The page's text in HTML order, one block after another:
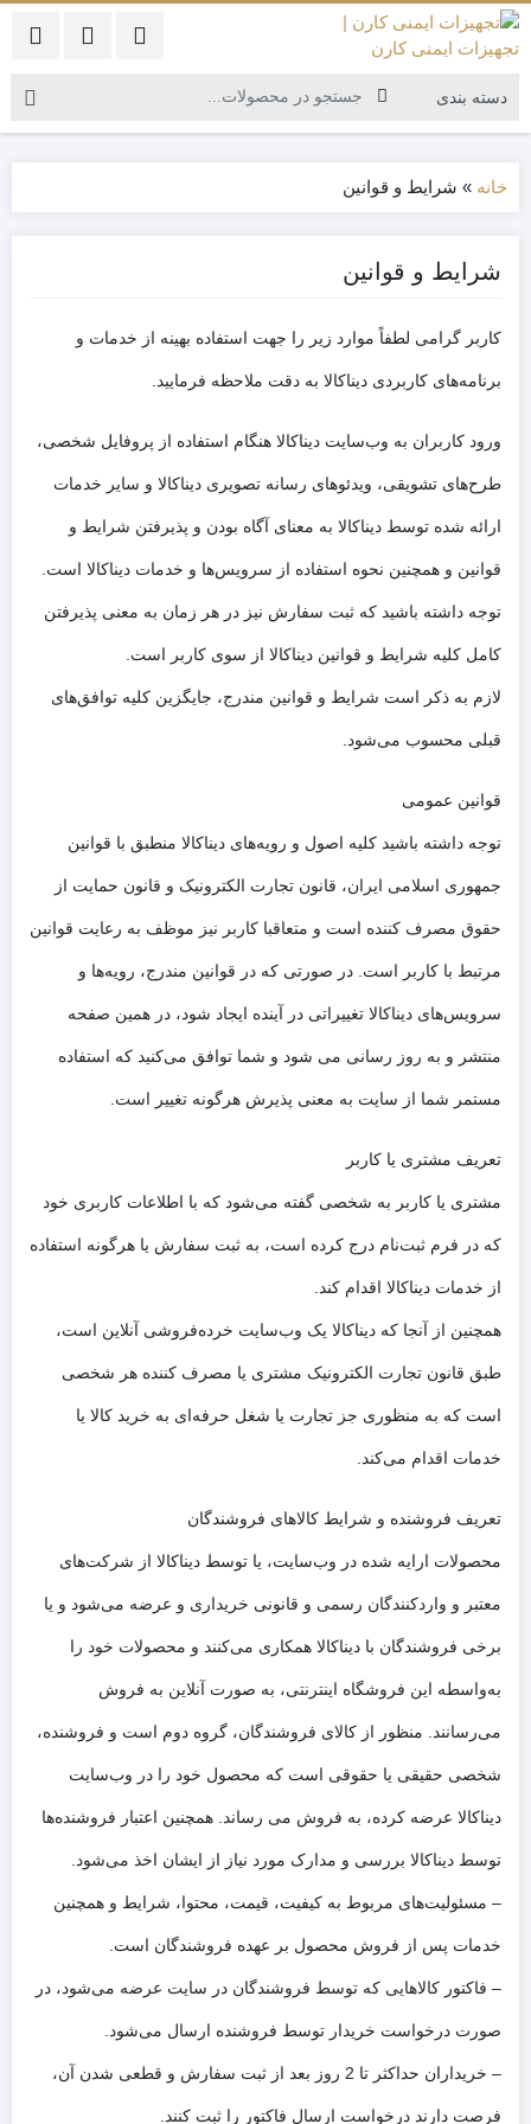
خانه » شرایط و قوانین
شرایط و قوانین
کاربر گرامی لطفاً موارد زیر را جهت استفاده بهینه از خدمات و
برنامه‌‏های کاربردی دیناکالا به دقت ملاحظه فرمایید.
ورود کاربران به وب‏‌سایت دیناکالا هنگام استفاده از پروفایل شخصی،
طرح‏‌های تشویقی، ویدئوهای رسانه تصویری دیناکالا و سایر خدمات
ارائه شده توسط دیناکالا به معنای آگاه بودن و پذیرفتن شرایط و
قوانین و همچنین نحوه استفاده از سرویس‌‏ها و خدمات دیناکالا است.
توجه داشته باشید که ثبت سفارش نیز در هر زمان به معنی پذیرفتن
کامل کلیه شرایط و قوانین دیناکالا از سوی کاربر است.
لازم به ذکر است شرایط و قوانین مندرج، جایگزین کلیه توافق‏‌های
قبلی محسوب می‏‌شود.
قوانین عمومی
توجه داشته باشید کلیه اصول و رویه‏‌های دیناکالا منطبق با قوانین
جمهوری اسلامی ایران، قانون تجارت الکترونیک و قانون حمایت از
حقوق مصرف کننده است و متعاقبا کاربر نیز موظف به رعایت قوانین
مرتبط با کاربر است. در صورتی که در قوانین مندرج، رویه‏‌ها و
سرویس‏‌های دیناکالا تغییراتی در آینده ایجاد شود، در همین صفحه
منتشر و به روز رسانی می شود و شما توافق می‏‌کنید که استفاده
مستمر شما از سایت به معنی پذیرش هرگونه تغییر است.
تعریف مشتری یا کاربر
مشتری یا کاربر به شخصی گفته می‌شود که با اطلاعات کاربری خود
که در فرم ثبت‌نام درج کرده است، به ثبت سفارش یا هرگونه استفاده
از خدمات دیناکالا اقدام کند.
همچنین از آنجا که دیناکالا یک وب‌سایت خرده‌فروشی آنلاین است،
طبق قانون تجارت الکترونیک مشتری یا مصرف کننده هر شخصی
است که به منظوری جز تجارت یا شغل حرفه‌ای به خرید کالا یا
خدمات اقدام می‌کند.
تعریف فروشنده و شرایط کالاهای فروشندگان
محصولات ارایه شده در وب‌سایت، یا توسط دیناکالا از شرکت‌های
معتبر و واردکنندگان رسمی و قانونی خریداری و عرضه می‌شود و یا
برخی فروشندگان با دیناکالا همکاری می‌کنند و محصولات خود را
به‌واسطه این فروشگاه اینترنتی، به صورت آنلاین به فروش
می‌رسانند. منظور از کالای فروشندگان، گروه دوم است و فروشنده،
شخصی حقیقی یا حقوقی است که محصول خود را در وب‌سایت
دیناکالا عرضه کرده، به فروش می رساند. همچنین اعتبار فروشنده‌ها
توسط دیناکالا بررسی و مدارک مورد نیاز از ایشان اخذ می‌شود.
– مسئولیت‌های مربوط به کیفیت، قیمت، محتوا، شرایط و همچنین
خدمات پس از فروش محصول بر عهده فروشندگان است.
– فاکتور کالاهایی که توسط فروشندگان در سایت عرضه می‌شود، در
صورت درخواست خریدار توسط فروشنده ارسال می‌شود.
– خریداران حداکثر تا 2 روز بعد از ثبت سفارش و قطعی شدن آن،
فرصت دارند درخواست ارسال فاکتور را ثبت کنند.